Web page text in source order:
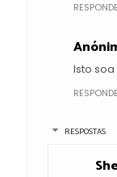
Isto soa
RESPOSTAS